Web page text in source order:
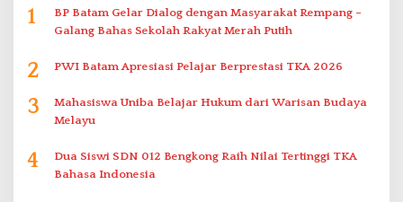
1
BP Batam Gelar Dialog dengan Masyarakat Rempang –
Galang Bahas Sekolah Rakyat Merah Putih
2 PWI Batam Apresiasi Pelajar Berprestasi TKA 2026
3
Mahasiswa Uniba Belajar Hukum dari Warisan Budaya
Melayu
4
Dua Siswi SDN 012 Bengkong Raih Nilai Tertinggi TKA
Bahasa Indonesia